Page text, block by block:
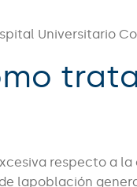
Universitario
respecto a
lapoblación